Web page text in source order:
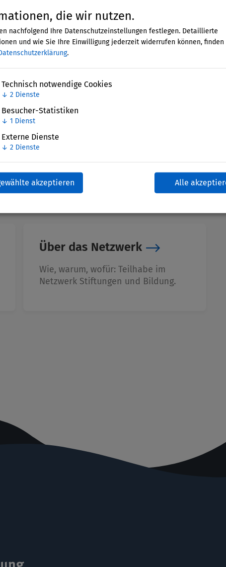
die wir nutzen.
nachfolgend Ihre Datenschutzeinstellungen festlegen. Detaillierte
und wie Sie Ihre Einwilligung jederzeit widerrufen können, finden
.
Technisch notwendige Cookies
↓ 2 Dienste
Besucher-Statistiken
↓ 1 Dienst
Externe Dienste
↓ 2 Dienste
akzeptieren Alle
Über das Netzwerk
Wie, warum, wofür: Teilhabe im
Netzwerk Stiftungen und Bildung.